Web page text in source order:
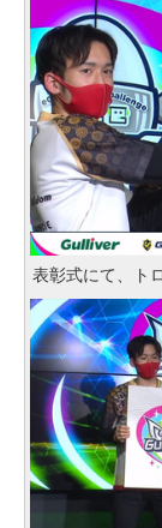
表彰式にて、ト